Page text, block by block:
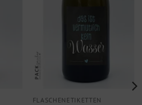
FLASCHENETIKETTEN